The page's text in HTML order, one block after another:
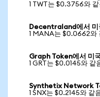
1 TWT는 $0.3756와 같
Decentraland에서 미
1 MANA는 $0.0662와
Graph Token에서 미
1 GRT는 $0.0145와 같
Synthetix Network
1 SNX는 $0.2145와 같